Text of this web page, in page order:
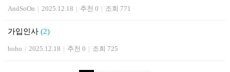
AndSoOn | 2025.12.18 | 추천 0 | 조회 771
가입인사 (2)
hoho | 2025.12.18 | 추천 0 | 조회 725